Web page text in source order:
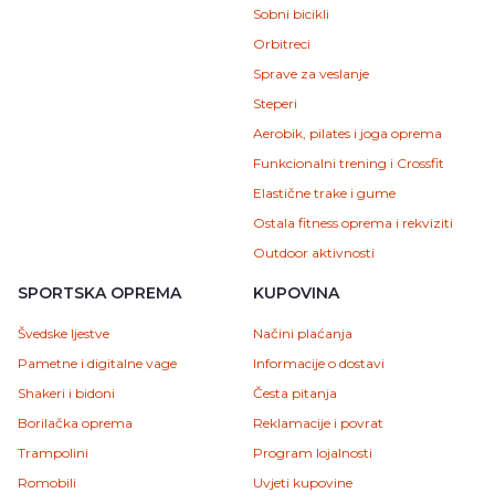
Sobni bicikli
Orbitreci
Sprave za veslanje
Steperi
Aerobik, pilates i joga oprema
Funkcionalni trening i Crossfit
Elastične trake i gume
Ostala fitness oprema i rekviziti
Outdoor aktivnosti
SPORTSKA OPREMA
Švedske ljestve
Pametne i digitalne vage
Shakeri i bidoni
Borilačka oprema
Trampolini
Romobili
KUPOVINA
Načini plaćanja
Informacije o dostavi
Česta pitanja
Reklamacije i povrat
Program lojalnosti
Uvjeti kupovine